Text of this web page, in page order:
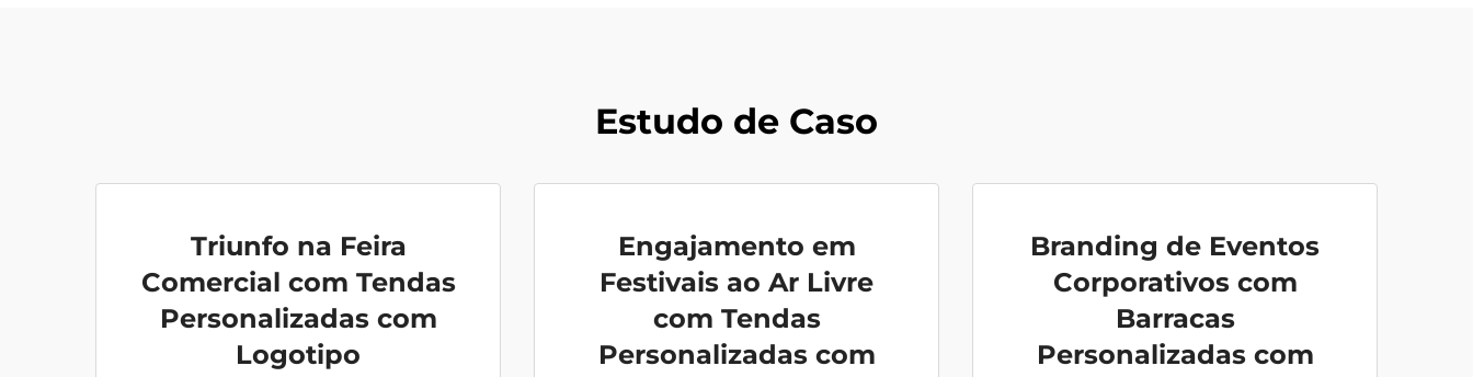
Estudo de Caso
Triunfo na Feira
Comercial com Tendas
Personalizadas com
Logotipo
Engajamento em
Festivais ao Ar Livre
com Tendas
Personalizadas com
Branding de Eventos
Corporativos com
Barracas
Personalizadas com